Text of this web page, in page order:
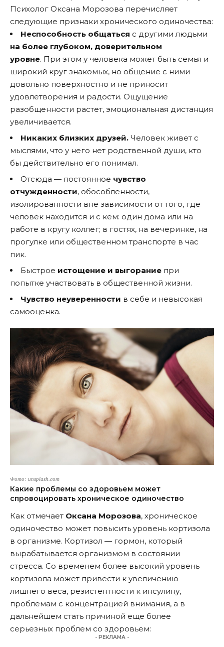
Психолог Оксана Морозова перечисляет
следующие признаки хронического одиночества:
Неспособность общаться с другими людьми
на более глубоком, доверительном
уровне. При этом у человека может быть семья и
широкий круг знакомых, но общение с ними
довольно поверхностно и не приносит
удовлетворения и радости. Ощущение
разобщенности растет, эмоциональная дистанция
увеличивается.
Никаких близких друзей. Человек живет с
мыслями, что у него нет родственной души, кто
бы действительно его понимал.
Отсюда — постоянное чувство
отчужденности, обособленности,
изолированности вне зависимости от того, где
человек находится и с кем: один дома или на
работе в кругу коллег; в гостях, на вечеринке, на
прогулке или общественном транспорте в час
пик.
Быстрое истощение и выгорание при
попытке участвовать в общественной жизни.
Чувство неуверенности в себе и невысокая
самооценка.
Фото: unsplash.com
Какие проблемы со здоровьем может
спровоцировать хроническое одиночество
Как отмечает Оксана Морозова, хроническое
одиночество может повысить уровень кортизола
в организме. Кортизол — гормон, который
вырабатывается организмом в состоянии
стресса. Со временем более высокий уровень
кортизола может привести к увеличению
лишнего веса, резистентности к инсулину,
проблемам с концентрацией внимания, а в
дальнейшем стать причиной еще более
серьезных проблем со здоровьем:
- РЕКЛАМА -